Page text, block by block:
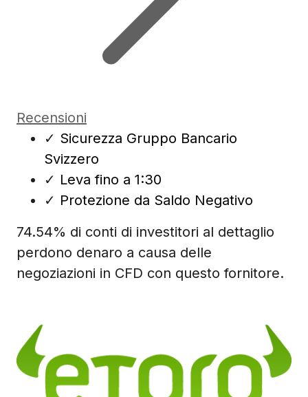
Recensioni
✓ Sicurezza Gruppo Bancario
Svizzero
✓ Leva fino a 1:30
✓ Protezione da Saldo Negativo
74.54% di conti di investitori al dettaglio
perdono denaro a causa delle
negoziazioni in CFD con questo fornitore.